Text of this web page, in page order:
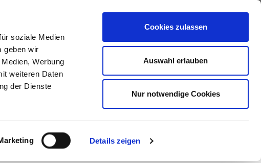
soziale Medien
geben wir
Werbung
weiteren Daten
der Dienste
Details zeigen
Cookies zulassen
Auswahl erlauben
Nur notwendige Cookies
Anfragen
wir melden uns umgehend bei Ihnen.